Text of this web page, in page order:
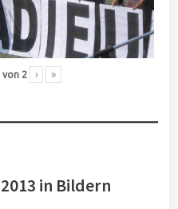
von 2 › »
in Bildern